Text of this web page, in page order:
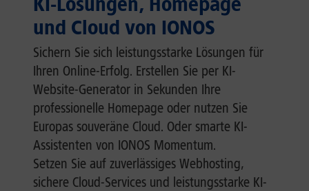
und Cloud von IONOS
Sichern Sie sich leistungsstarke Lösungen für
Ihren Online-Erfolg. Erstellen Sie per KI-
Website-Generator in Sekunden Ihre
professionelle Homepage oder nutzen Sie
Europas souveräne Cloud. Oder smarte KI-
Assistenten von IONOS Momentum.
Setzen Sie auf zuverlässiges Webhosting,
sichere Cloud-Services und leistungsstarke KI-